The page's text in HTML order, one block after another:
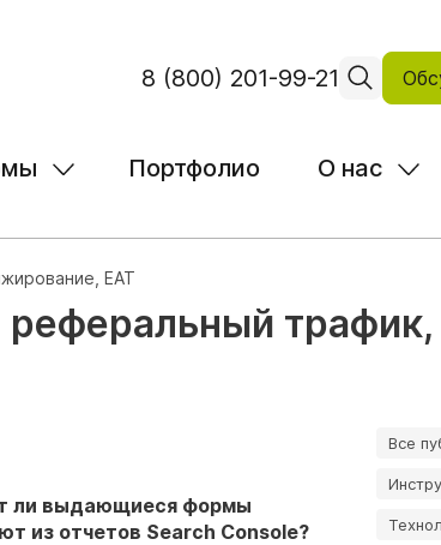
Портфолио О нас
8 (800) 201-99-21
EAT
реферальный трафик,
Все
ли выдающиеся формы
из отчетов Search Console?